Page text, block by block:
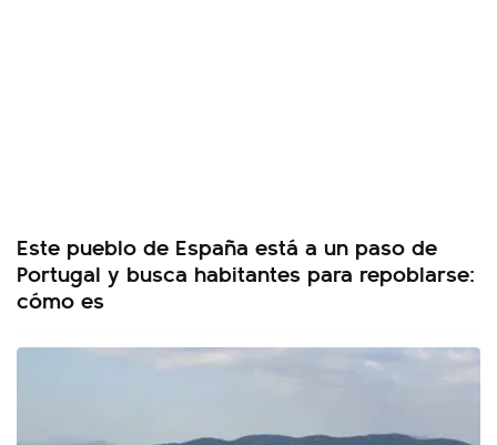
Este pueblo de España está a un paso de
Portugal y busca habitantes para repoblarse:
cómo es